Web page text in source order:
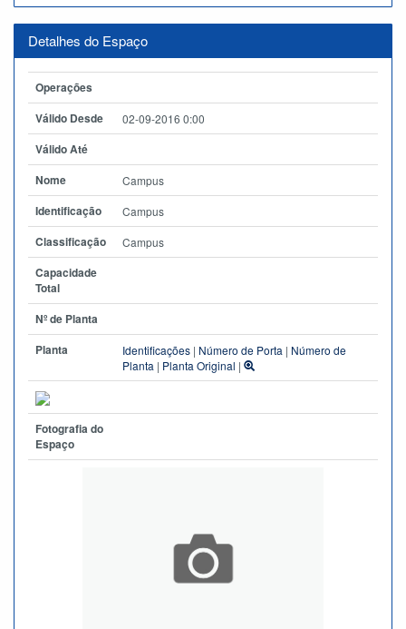
Detalhes do Espaço
Operações
Válido Desde
02-09-2016 0:00
Válido Até
Nome
Campus
Identificação Campus
Classificação Campus
Capacidade
Total
Nº de Planta
Planta
Identificações | Número de Porta | Número de
Planta | Planta Original |
Fotografia do
Espaço